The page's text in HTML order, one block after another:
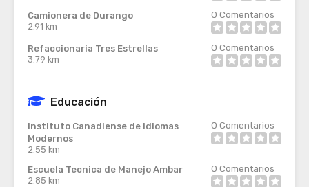
Camionera de Durango
2.91 km
0 Comentarios
Refaccionaria Tres Estrellas
3.79 km
0 Comentarios
Educación
Instituto Canadiense de Idiomas
Modernos
2.55 km
0 Comentarios
Escuela Tecnica de Manejo Ambar
2.85 km
0 Comentarios